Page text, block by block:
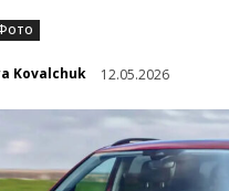
Kovalchuk 12.05.2026